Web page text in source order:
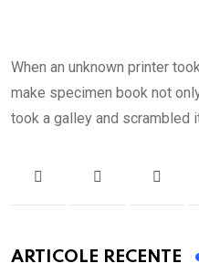
When an unknown printer
make specimen book not
took a galley and scrambled
ARTICOLE RECENTE